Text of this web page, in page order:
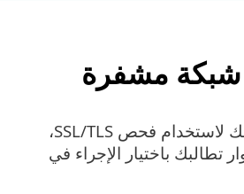
مشفرة
في حالة تمكين نظامك لاستخدام فحص SSL/TLS،
باختيار الإجراء في